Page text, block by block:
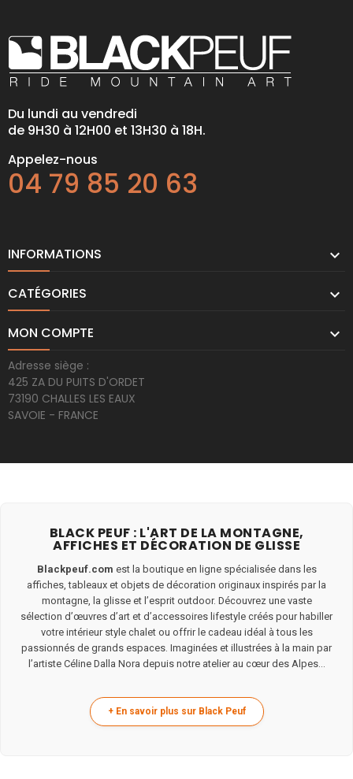
Du lundi au vendredi
de 9H30 à 12H00 et 13H30 à 18H.
Appelez-nous
04 79 85 20 63
INFORMATIONS 
CATÉGORIES 
MON COMPTE 
Adresse siège :
425 ZA DU PUITS D'ORDET
73190 CHALLES LES EAUX
SAVOIE - FRANCE
BLACK PEUF : L'ART DE LA MONTAGNE,
AFFICHES ET DÉCORATION DE GLISSE
Blackpeuf.com est la boutique en ligne spécialisée dans les
affiches, tableaux et objets de décoration originaux inspirés par la
montagne, la glisse et l’esprit outdoor. Découvrez une vaste
sélection d’œuvres d’art et d’accessoires lifestyle créés pour habiller
votre intérieur style chalet ou offrir le cadeau idéal à tous les
passionnés de grands espaces. Imaginées et illustrées à la main par
l’artiste Céline Dalla Nora depuis notre atelier au cœur des Alpes...